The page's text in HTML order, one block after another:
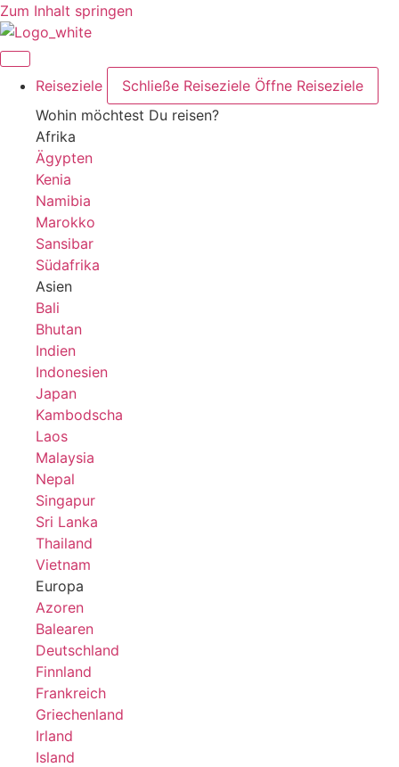
Zum Inhalt springen
Reiseziele Schließe Reiseziele Öffne Reiseziele
Wohin möchtest Du reisen?
Afrika
Ägypten
Kenia
Namibia
Marokko
Sansibar
Südafrika
Asien
Bali
Bhutan
Indien
Indonesien
Japan
Kambodscha
Laos
Malaysia
Nepal
Singapur
Sri Lanka
Thailand
Vietnam
Europa
Azoren
Balearen
Deutschland
Finnland
Frankreich
Griechenland
Irland
Island